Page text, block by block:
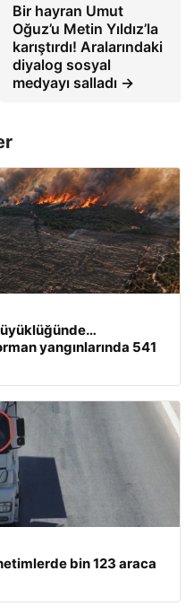
Bir hayran Umut
Oğuz’u Metin Yıldız’la
karıştırdı! Aralarındaki
diyalog sosyal
medyayı salladı →
yangınlarında 541
bin 123 araca